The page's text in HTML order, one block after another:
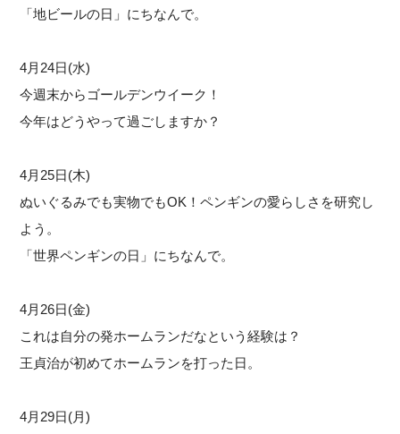
「地ビールの日」にちなんで。
4月24日(水)
今週末からゴールデンウイーク！
今年はどうやって過ごしますか？
4月25日(木)
ぬいぐるみでも実物でもOK！ペンギンの愛らしさを研究し
よう。
「世界ペンギンの日」にちなんで。
4月26日(金)
これは自分の発ホームランだなという経験は？
王貞治が初めてホームランを打った日。
4月29日(月)